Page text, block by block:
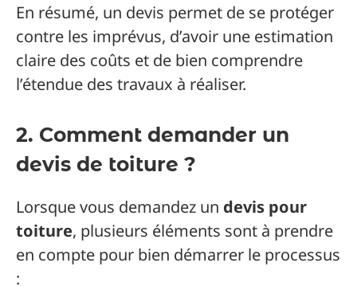
En résumé, un devis permet de se protéger
contre les imprévus, d’avoir une estimation
claire des coûts et de bien comprendre
l’étendue des travaux à réaliser.
2. Comment demander un
devis de toiture ?
Lorsque vous demandez un devis pour
toiture, plusieurs éléments sont à prendre
en compte pour bien démarrer le processus
: